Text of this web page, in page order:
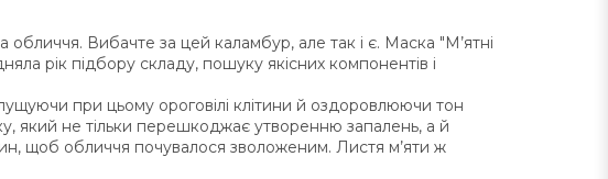
Вибачте за цей каламбур, але так і є. Маска "М’ятні
рік підбору складу, пошуку якісних компонентів і
при цьому ороговілі клітини й оздоровлюючи тон
який не тільки перешкоджає утворенню запалень, а й
щоб обличчя почувалося зволоженим. Листя м’яти ж